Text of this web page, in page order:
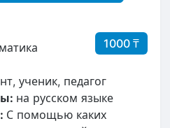
1000 ₸
ученик, педагог
на русском языке
С помощью каких